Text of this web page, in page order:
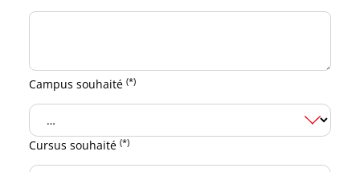
Campus souhaité(*)
Cursus souhaité(*)